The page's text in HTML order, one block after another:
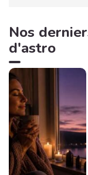
Nos
d'astro